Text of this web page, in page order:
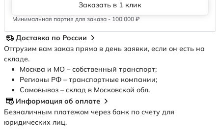
Заказать в 1 клик
Минимальная партия для заказа - 100,000 ₽
Доставка по России
Отгрузим вам заказ прямо в день заявки, если он есть на
складе.
Москва и МО – собственный транспорт;
Регионы РФ – транспортные компании;
Самовывоз – склад в Московской обл.
Информация об оплате
Безналичным платежом через банк по счету для
юридических лиц.